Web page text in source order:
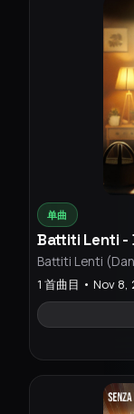
单曲
Battiti Lenti -
Battiti Lenti
1 首曲目 • Nov 8,